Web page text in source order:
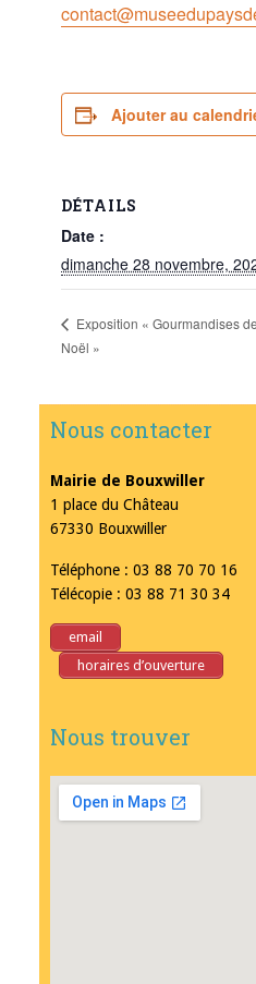
Ajouter au
DÉTAILS
Date :
dimanche 28 novembre,
Exposition « Gourmandises de
Noël »
Nous contacter
Mairie de Bouxwiller
1 place du Château
67330 Bouxwiller
Téléphone : 03 88 70 70 16
Télécopie : 03 88 71 30 34
email
horaires d’ouverture
Nous trouver